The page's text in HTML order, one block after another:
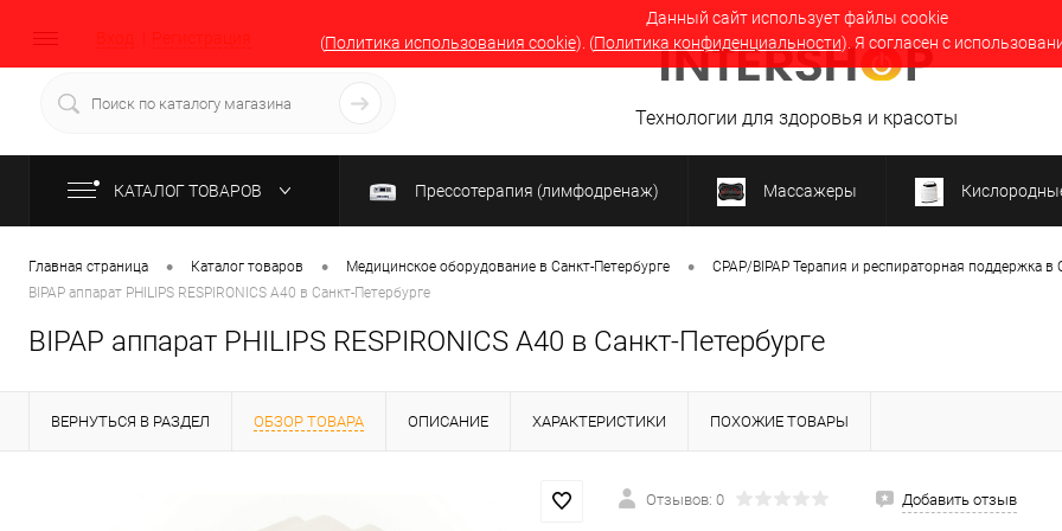
Данный сайт использует файлы cookie
(Политика использования cookie). (Политика конфиденциальности). Я согласен с
Вход Регистрация
Технологии для здоровья и красоты
КАТАЛОГ ТОВАРОВ Прессотерапия (лимфодренаж) Массажеры
Главная страница • Каталог товаров • Медицинское оборудование в Санкт-Петербурге • CPAP/BIPAP Терапия и респираторная поддержка в
BIPAP аппарат PHILIPS RESPIRONICS A40 в Санкт-Петербурге
BIPAP аппарат PHILIPS RESPIRONICS A40 в Санкт-Петербурге
ВЕРНУТЬСЯ В РАЗДЕЛ ОБЗОР ТОВАРА ОПИСАНИЕ ХАРАКТЕРИСТИКИ ПОХОЖИЕ ТОВАРЫ
Отзывов: 0 Добавить отзыв